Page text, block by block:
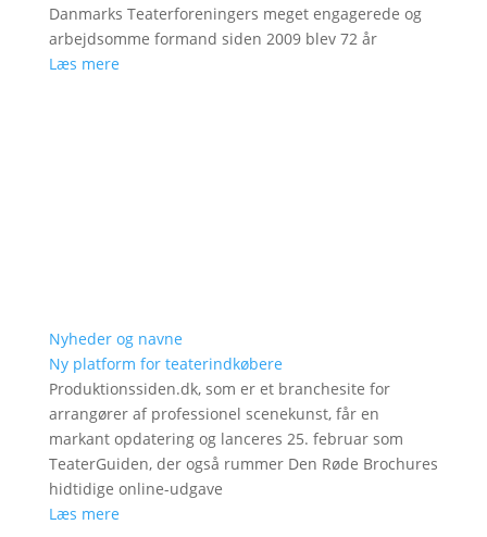
Danmarks Teaterforeningers meget engagerede og
arbejdsomme formand siden 2009 blev 72 år
Læs mere
Nyheder og navne
Ny platform for teaterindkøbere
Produktionssiden.dk, som er et branchesite for
arrangører af professionel scenekunst, får en
markant opdatering og lanceres 25. februar som
TeaterGuiden, der også rummer Den Røde Brochures
hidtidige online-udgave
Læs mere